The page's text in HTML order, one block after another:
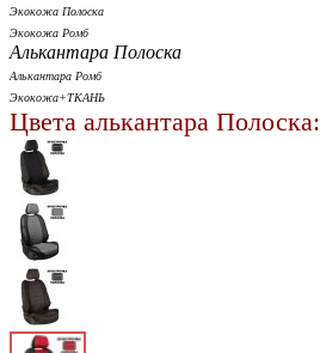
Экокожа Полоска
Экокожа Ромб
Алькантара Полоска
Алькантара Ромб
Экокожа+ТКАНЬ
Цвета алькантара Полоска: